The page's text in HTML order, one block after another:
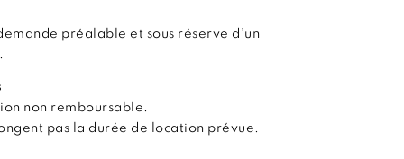
préalable et sous réserve d’un
non remboursable.
pas la durée de location prévue.